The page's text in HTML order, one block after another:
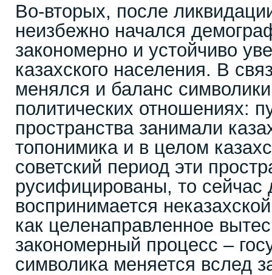
Во-вторых, после
неизбежно начался
закономерно и устойчиво
казахского населения. В
менялся и баланс
политических отношениях:
пространства занимали
топонимика и в целом
советский период эти
русифицированы, то сейчас
воспринимается
как целенаправленное
закономерный процесс –
символика меняется вслед